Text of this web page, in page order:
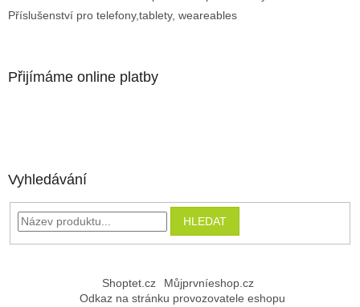
Příslušenství pro telefony,tablety, weareables
Přijímáme online platby
Vyhledávání
HLEDAT
Shoptet.cz
Můjprvníeshop.cz
Odkaz na stránku provozovatele eshopu